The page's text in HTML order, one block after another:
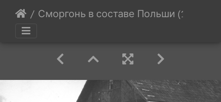
Сморгонь в составе Польши (1921-